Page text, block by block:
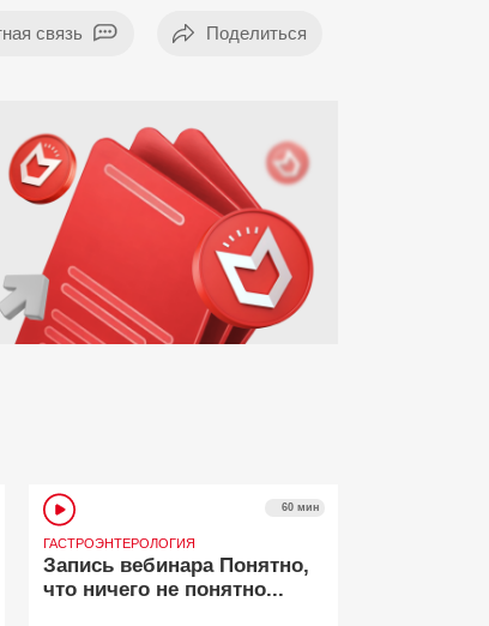
связь
ГАСТРОЭНТЕРОЛОГИЯ
60 мин
Запись вебинара Понятно,
что ничего не понятно...